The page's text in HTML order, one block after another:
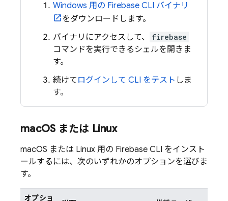
Windows 用の Firebase CLI バイナリ
をダウンロードします。
バイナリにアクセスして、
firebase
コマンドを実行できるシェルを開きま
す。
続けて ログインして CLI をテスト しま
す。
macOS または Linux
macOS または Linux 用の Firebase CLI をインスト
ールするには、次のいずれかのオプションを選びま
す。
オプショ